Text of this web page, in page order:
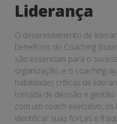
Liderança
O desenvolvimento de
benefícios do Coaching
são essenciais para o
organização, e o coaching
habilidades críticas de
tomada de decisão e
com um coach executivo,
identificar suas forças e